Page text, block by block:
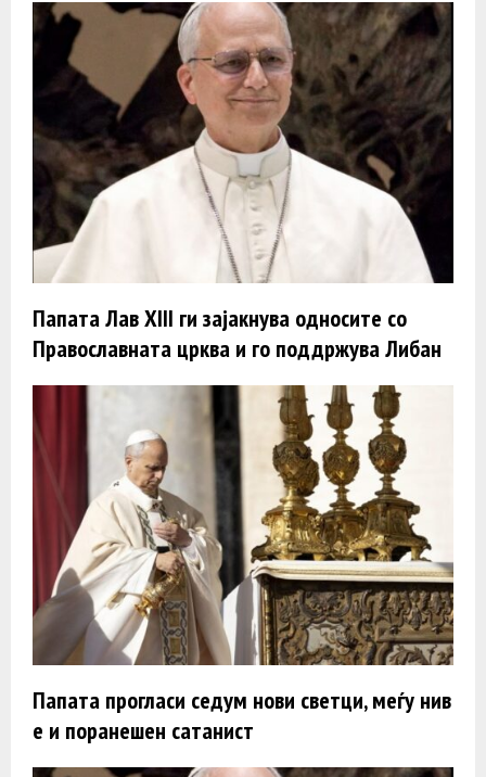
Папата Лав XIII ги зајакнува односите со
Православната црква и го поддржува Либан
Папата прогласи седум нови светци, меѓу нив
е и поранешен сатанист